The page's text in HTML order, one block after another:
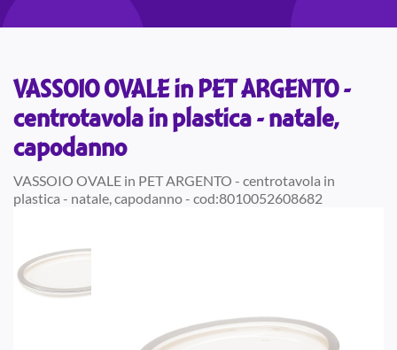
VASSOIO OVALE in PET ARGENTO -
centrotavola in plastica - natale,
capodanno
VASSOIO OVALE in PET ARGENTO - centrotavola in
plastica - natale, capodanno - cod:8010052608682